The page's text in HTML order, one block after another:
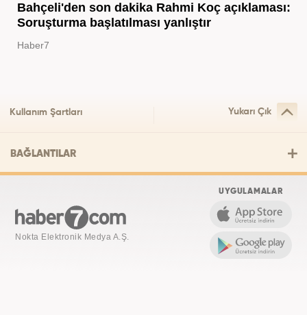
Bahçeli'den son dakika Rahmi Koç açıklaması:
Soruşturma başlatılması yanlıştır
Haber7
Kullanım Şartları Yukarı Çık
BAĞLANTILAR
Nokta Elektronik Medya A.Ş.
UYGULAMALAR